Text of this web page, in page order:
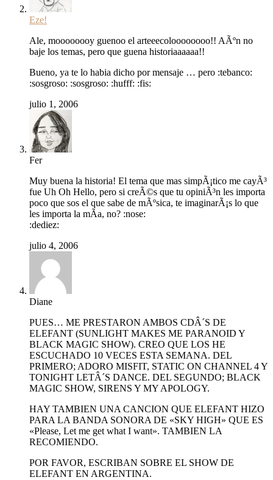
Eze!
Ale, moooooooy guenoo el arteeecoloooooooo!! AÃºn no
baje los temas, pero que guena historiaaaaaa!!
Bueno, ya te lo habia dicho por mensaje … pero :tebanco:
:sosgroso: :sosgroso: :hufff: :fis:
julio 1, 2006
Fer
Muy buena la historia! El tema que mas simpÃ¡tico me cayÃ³
fue Uh Oh Hello, pero si creÃ©s que tu opiniÃ³n les importa
poco que sos el que sabe de mÃºsica, te imaginarÃ¡s lo que
les importa la mÃ­a, no? :nose:
:dediez:
julio 4, 2006
Diane
PUES… ME PRESTARON AMBOS CDÂ´S DE
ELEFANT (SUNLIGHT MAKES ME PARANOID Y
BLACK MAGIC SHOW). CREO QUE LOS HE
ESCUCHADO 10 VECES ESTA SEMANA. DEL
PRIMERO; ADORO MISFIT, STATIC ON CHANNEL 4 Y
TONIGHT LETÂ´S DANCE. DEL SEGUNDO; BLACK
MAGIC SHOW, SIRENS Y MY APOLOGY.
HAY TAMBIEN UNA CANCION QUE ELEFANT HIZO
PARA LA BANDA SONORA DE «SKY HIGH» QUE ES
«Please, Let me get what I want». TAMBIEN LA
RECOMIENDO.
POR FAVOR, ESCRIBAN SOBRE EL SHOW DE
ELEFANT EN ARGENTINA.